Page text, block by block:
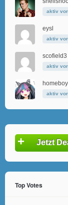
aktiv vor
eysl
aktiv vor
scofield3
aktiv vor
aktiv vor
+ Jetzt
Top Votes